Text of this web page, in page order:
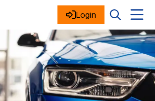
Login